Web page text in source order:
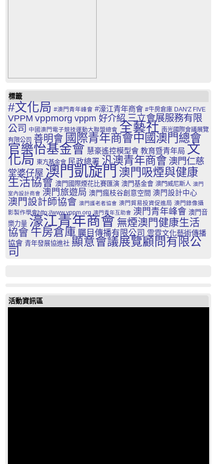
標籤
#文化局 #澳門青年峰會 #濠江青年商會 #牛房倉庫 DAN'Z FIVE
VPPM vppmorg vppm 好介紹 三立會展服務有限
公司
中國澳門電子競技運動大聯盟總會 全藝社 南光國際會議展覽
有限公司 善明會 國際青年商會中國澳門總會
官樂怡基金會 慧豪遙控模型會 教育暨青年局 文
化局 東方基金會 民政總署 汎澳青年商會 澳門仁慈
堂婆仔屋 澳門凱旋門 澳門吸煙與健康
生活協會 澳門國際煙花比賽匯演 澳門基金會 澳門威尼斯人 澳門
室內設計商會 澳門旅遊局 澳門瘋枝谷創意空間 澳門設計中心
澳門設計師協會 澳門護老者協會 澳門貿易投資促進局 澳門錄像攝
影製作學會http://www.vppm.org 澳門青年互助會 澳門青年峰會 澳門音
樂力量 濠江青年商會 無煙澳門健康生活
協會 牛房倉庫 矚目傳播有限公司 雲霓文化藝術傳播
協會 青年發展協進社 顯意會議展覽顧問有限公
司
活動資訊區